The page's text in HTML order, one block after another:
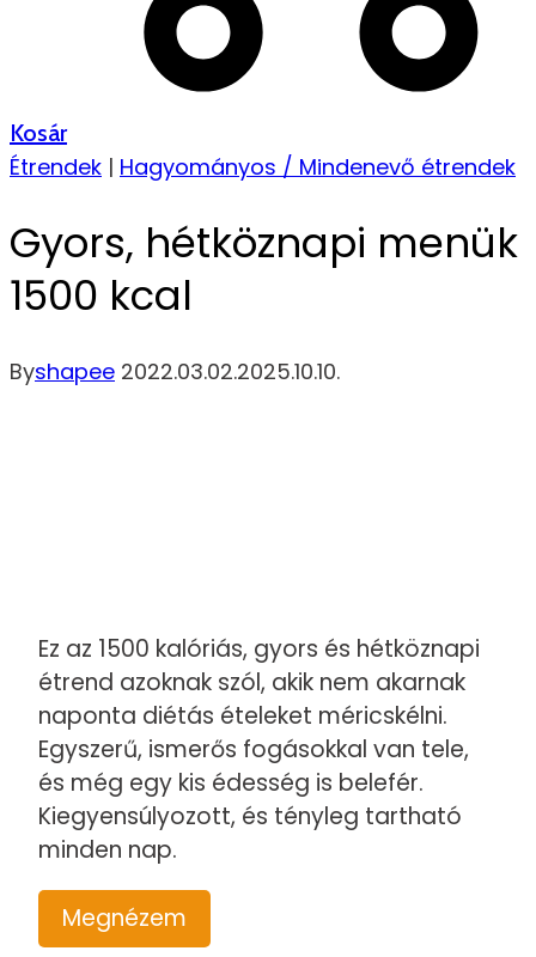
Kosár
Étrendek | Hagyományos / Mindenevő étrendek
Gyors, hétköznapi menük
1500 kcal
Byshapee 2022.03.02.2025.10.10.
Ez az 1500 kalóriás, gyors és hétköznapi
étrend azoknak szól, akik nem akarnak
naponta diétás ételeket méricskélni.
Egyszerű, ismerős fogásokkal van tele,
és még egy kis édesség is belefér.
Kiegyensúlyozott, és tényleg tartható
minden nap.
Megnézem